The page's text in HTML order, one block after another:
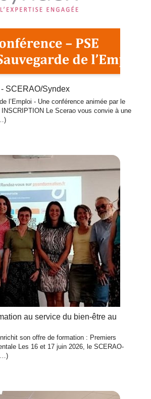
SCERAO/Syndex
l’Emploi - Une conférence animée par le
Le Scerao vous convie à une
au service du bien-être au
son offre de formation : Premiers
Les 16 et 17 juin 2026, le SCERAO-